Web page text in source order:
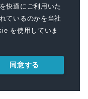
快適にご利用いた
ているのかを当社
を使用していま
同意する
覧
ス